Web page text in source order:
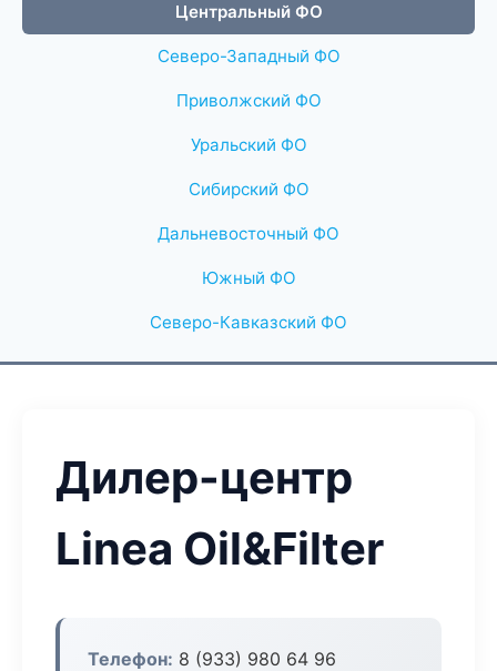
Центральный ФО
Северо-Западный ФО
Приволжский ФО
Уральский ФО
Сибирский ФО
Дальневосточный ФО
Южный ФО
Северо-Кавказский ФО
Дилер-центр
Linea Oil&Filter
Телефон: 8 (933) 980 64 96